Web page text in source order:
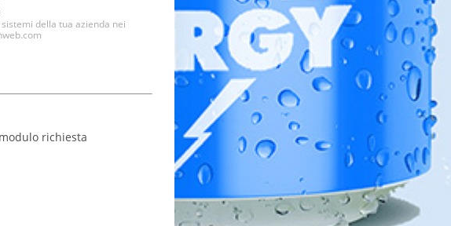
della tua azienda nei
richiesta